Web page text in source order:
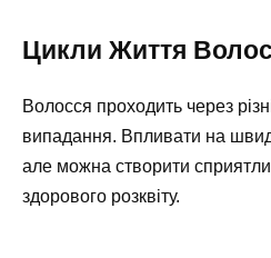
Цикли Життя
Волосся проходить через
випадання. Впливати на
але можна створити
здорового розквіту.